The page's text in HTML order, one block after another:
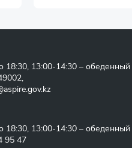
18:30, 13:00-14:30 –
,
18:30, 13:00-14:30 –
95 47